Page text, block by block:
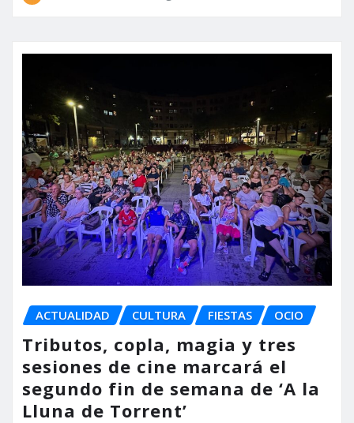
ACTUALIDAD CULTURA FIESTAS OCIO
Tributos, copla, magia y tres
sesiones de cine marcará el
segundo fin de semana de ‘A la
Lluna de Torrent’